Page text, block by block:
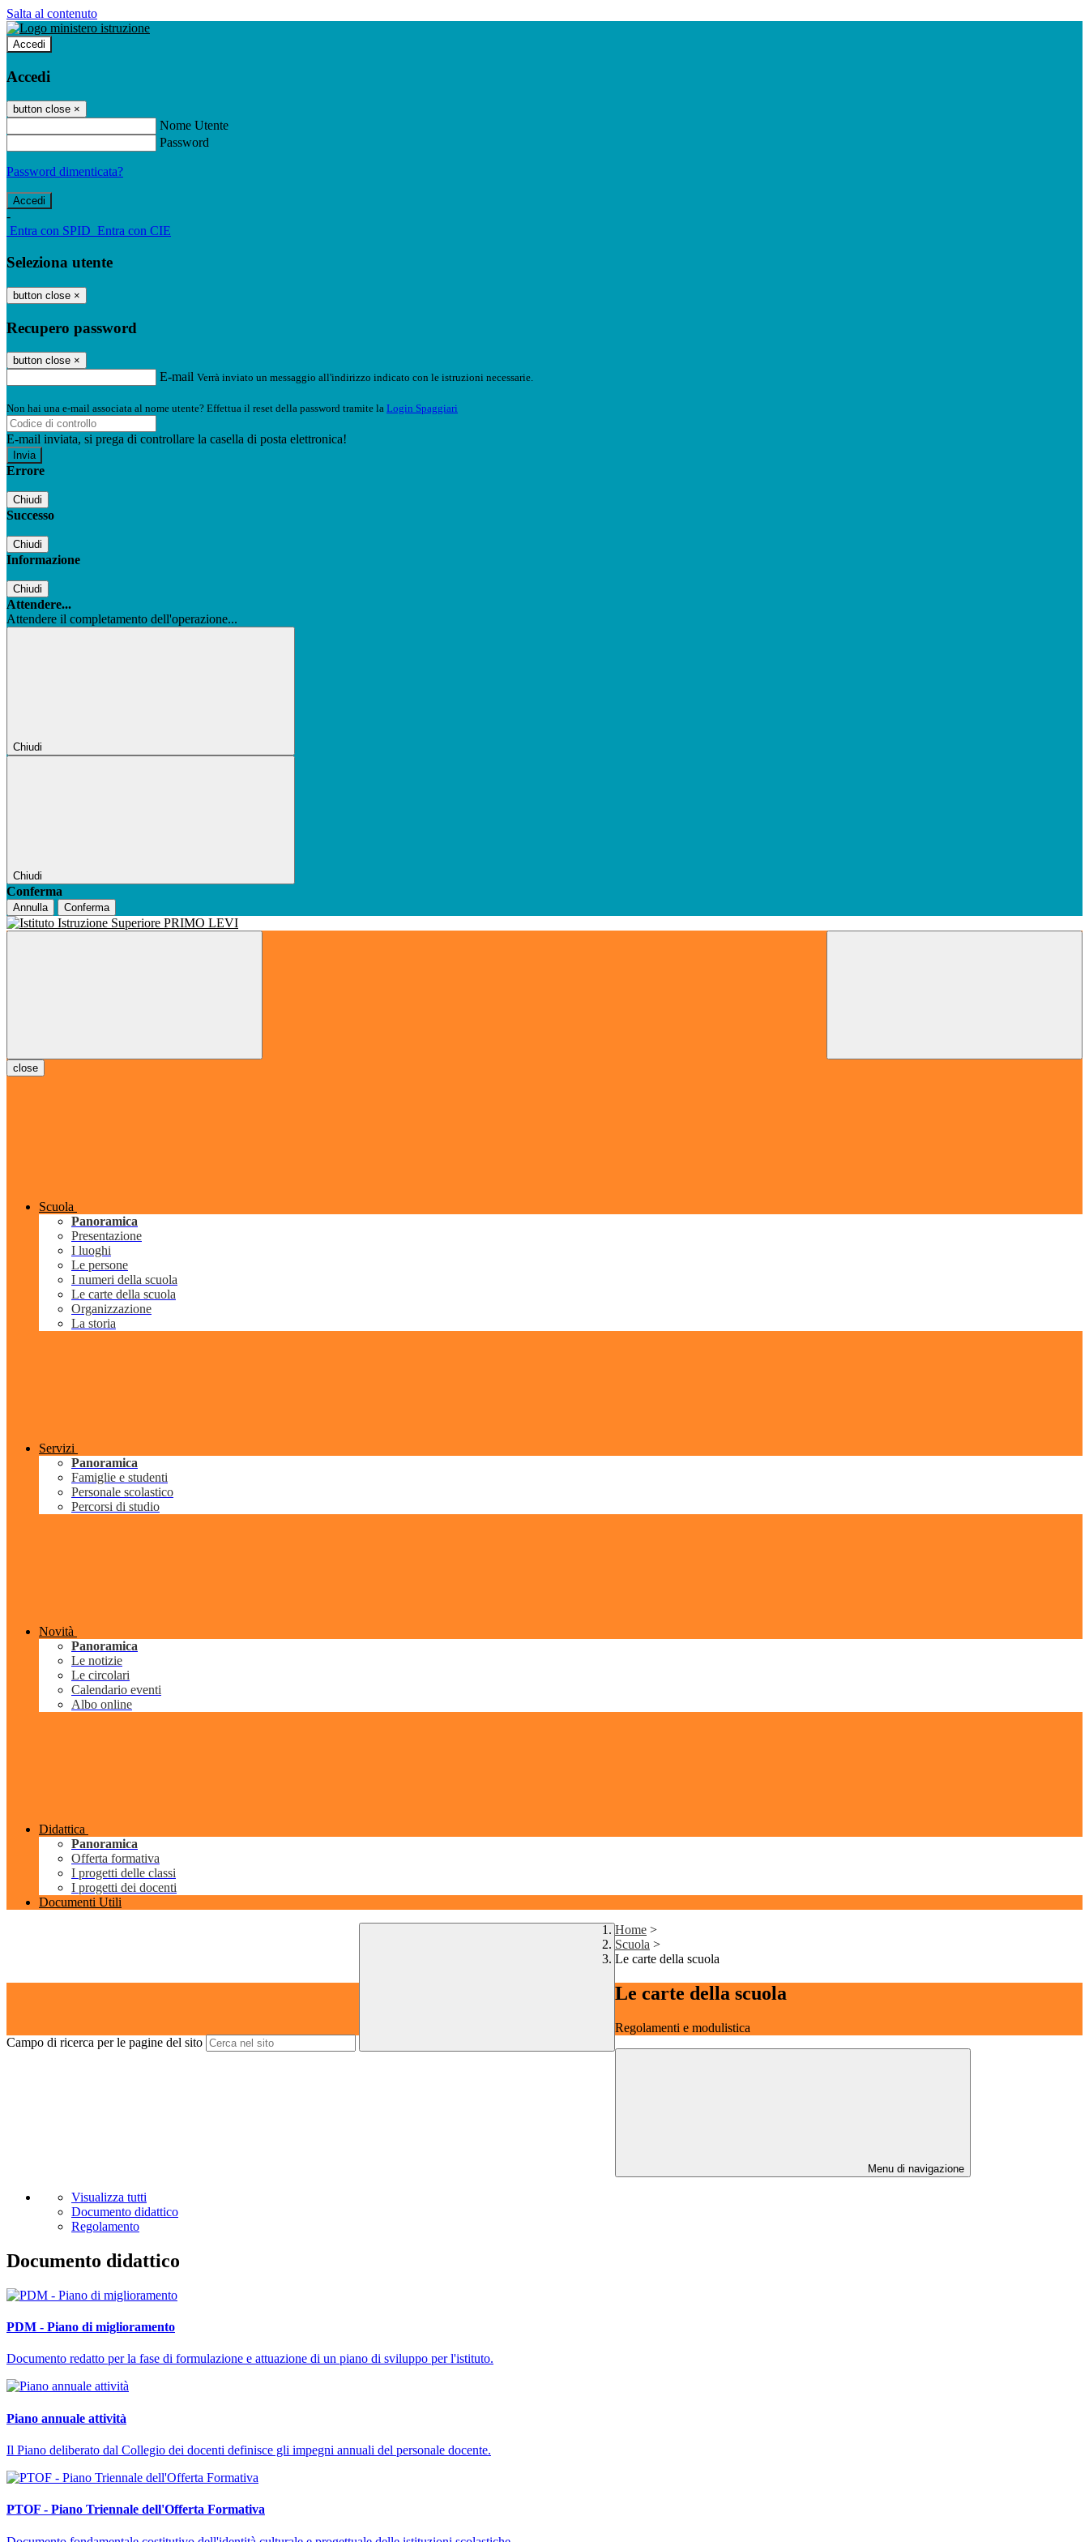
Salta al contenuto
Accedi
Accedi
button close ×
Nome Utente
Password
Password dimenticata?
-
Entra con SPID Entra con CIE
Seleziona utente
button close ×
Recupero password
button close ×
E-mail Verrà inviato un messaggio all'indirizzo indicato con le istruzioni necessarie.
Non hai una e-mail associata al nome utente? Effettua il reset della password tramite la Login Spaggiari
E-mail inviata, si prega di controllare la casella di posta elettronica!
Errore
Chiudi
Successo
Chiudi
Informazione
Chiudi
Attendere...
Attendere il completamento dell'operazione...
Chiudi
Chiudi
Conferma
Annulla Conferma
close
Scuola
Panoramica
Presentazione
I luoghi
Le persone
I numeri della scuola
Le carte della scuola
Organizzazione
La storia
Servizi
Panoramica
Famiglie e studenti
Personale scolastico
Percorsi di studio
Novità
Panoramica
Le notizie
Le circolari
Calendario eventi
Albo online
Didattica
Panoramica
Offerta formativa
I progetti delle classi
I progetti dei docenti
Documenti Utili
Campo di ricerca per le pagine del sito
Home >
Scuola >
Le carte della scuola
Le carte della scuola
Regolamenti e modulistica
Menu di navigazione
Visualizza tutti
Documento didattico
Regolamento
Documento didattico
PDM - Piano di miglioramento
Documento redatto per la fase di formulazione e attuazione di un piano di sviluppo per l'istituto.
Piano annuale attività
Il Piano deliberato dal Collegio dei docenti definisce gli impegni annuali del personale docente.
PTOF - Piano Triennale dell'Offerta Formativa